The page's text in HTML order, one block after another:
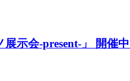
展示会-present-」 開催中